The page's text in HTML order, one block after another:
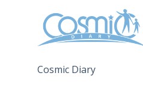
Cosmic Diary